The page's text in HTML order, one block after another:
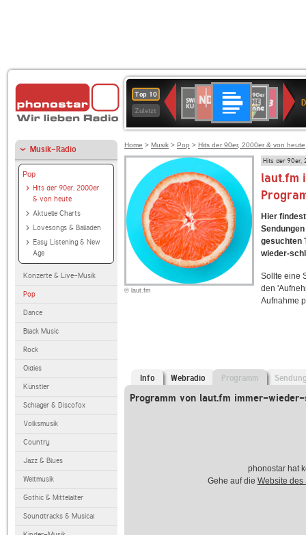
Top 10
Zuletzt
Deutschlandfunk
80er
90er
OLDIE
ANTENNE
SWR3
SWR
Kultur
2
Musik-Radio
Pop
Hits der 90er, 2000er
& von heute
Aktuelle Charts
Lovesongs & Balladen
Easy Listening & New
Age
Konzerte & Live-Musik
Pop
Dance
Black Music
Rock
Oldies
Künstler
Schlager & Discofox
Volksmusik
Country
Jazz & Blues
Weltmusik
Gothic & Mittelalter
Soundtracks & Musical
Home > Musik > Pop > Hits der 90er, 2000er & von heute
© laut.fm
Hits der 90er,
laut.fm
Hier
gesuchten
wieder-
Sollte eine
den
Aufnahme
Info Webradio Programm
Programm von laut.fm immer-
phonostar hat
Gehe auf die Website des